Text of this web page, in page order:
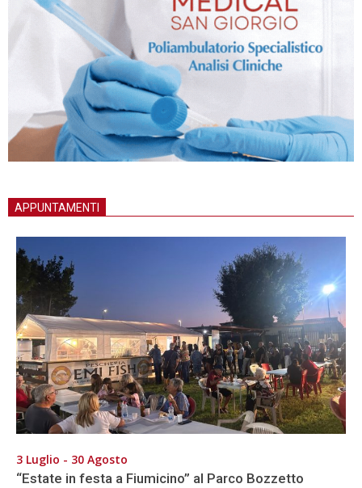
APPUNTAMENTI
3 Luglio - 30 Agosto
“Estate in festa a Fiumicino” al Parco Bozzetto